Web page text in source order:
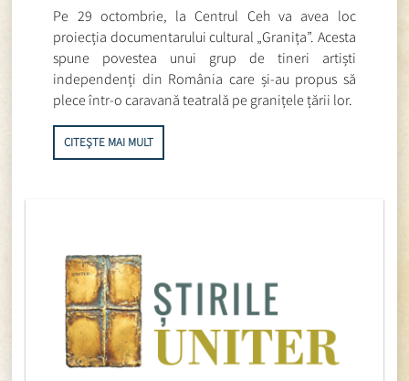
Pe 29 octombrie, la Centrul Ceh va avea loc
proiecția documentarului cultural „Granița”. Acesta
spune povestea unui grup de tineri artiști
independenți din România care și-au propus să
plece într-o caravană teatrală pe granițele țării lor.
CITEȘTE MAI MULT